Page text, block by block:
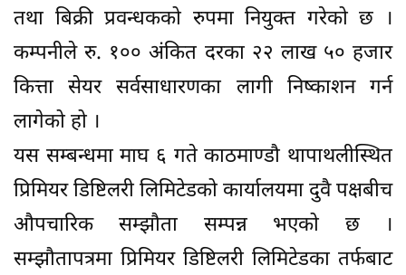
तथा बिक्री प्रवन्धकको रुपमा नियुक्त गरेको छ ।
कम्पनीले रु. १०० अंकित दरका २२ लाख ५० हजार
कित्ता सेयर सर्वसाधारणका लागी निष्काशन गर्न
लागेको हो ।
यस सम्बन्धमा माघ ६ गते काठमाण्डौ थापाथलीस्थित
प्रिमियर डिष्टिलरी लिमिटेडको कार्यालयमा दुवै पक्षबीच
औपचारिक सम्झौता सम्पन्न भएको छ ।
सम्झौतापत्रमा प्रिमियर डिष्टिलरी लिमिटेडका तर्फबाट